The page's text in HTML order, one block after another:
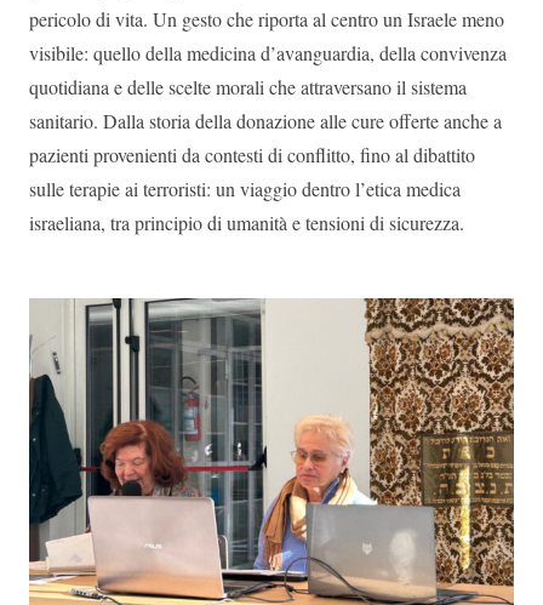
pericolo di vita. Un gesto che riporta al centro un Israele meno
visibile: quello della medicina d’avanguardia, della convivenza
quotidiana e delle scelte morali che attraversano il sistema
sanitario. Dalla storia della donazione alle cure offerte anche a
pazienti provenienti da contesti di conflitto, fino al dibattito
sulle terapie ai terroristi: un viaggio dentro l’etica medica
israeliana, tra principio di umanità e tensioni di sicurezza.